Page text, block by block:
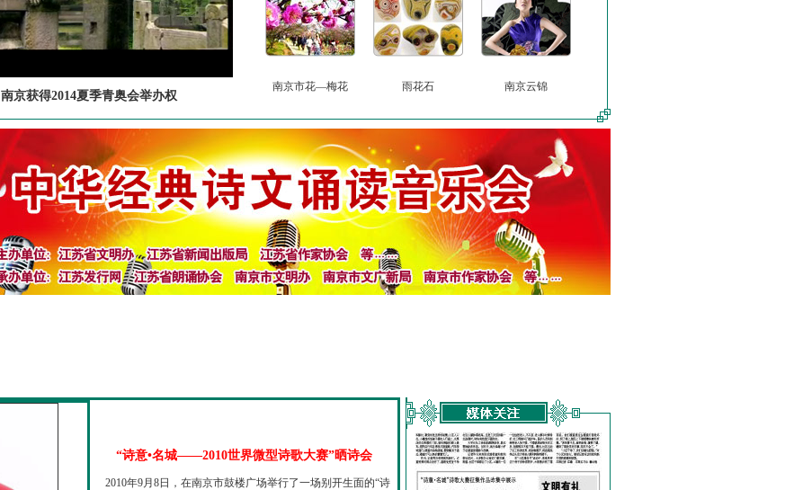
南京市花—梅花 雨花石 南京云锦
南京获得2014夏季青奥会举办权
“诗意•名城——2010世界微型诗歌大赛”晒诗会
2010年9月8日，在南京市鼓楼广场举行了一场别开生面的“诗